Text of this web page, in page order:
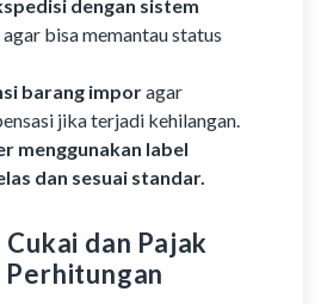
dengan sistem
agar bisa memantau status
barang imporagar
jika terjadi kehilangan.
menggunakan label
dan sesuai standar.
dan Pajak
Perhitungan